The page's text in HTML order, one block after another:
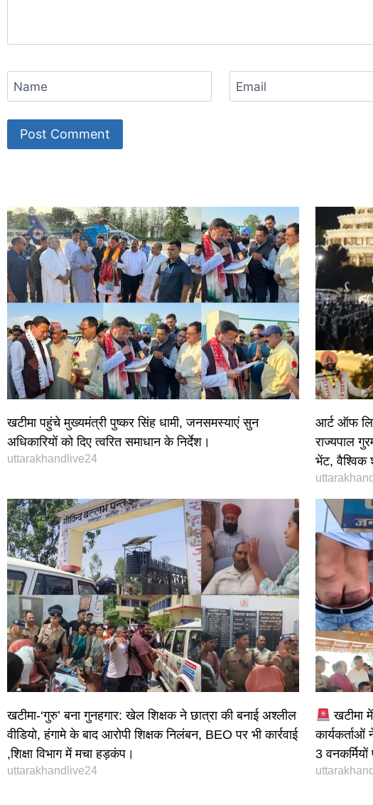
Name Email
खटीमा पहुंचे मुख्यमंत्री पुष्कर सिंह धामी, जनसमस्याएं सुन
अधिकारियों को दिए त्वरित समाधान के निर्देश।
uttarakhandlive24
आर्ट ऑफ
राज्यपाल
भेंट, वैश्विक
खटीमा-‘गुरु’ बना गुनहगार: खेल शिक्षक ने छात्रा की बनाई अश्लील
वीडियो, हंगामे के बाद आरोपी शिक्षक निलंबन, BEO पर भी कार्रवाई
,शिक्षा विभाग में मचा हड़कंप।
uttarakhandlive24
खटीमा
3